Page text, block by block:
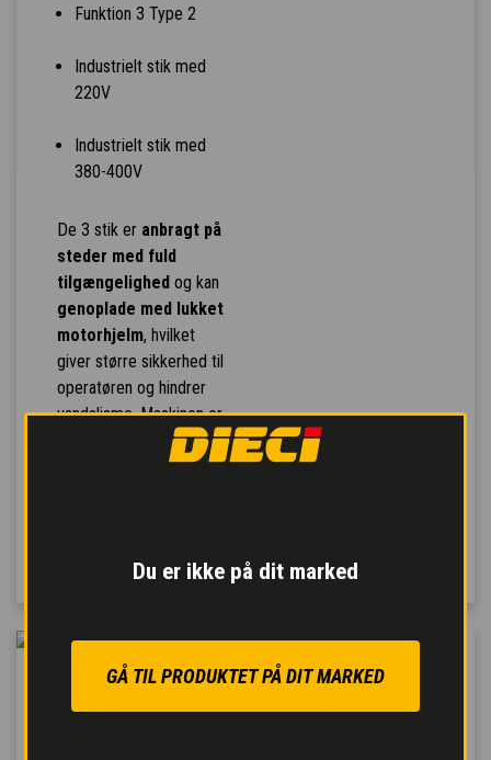
Du er ikke på dit marked
GÅ TIL PRODUKTET PÅ DIT MARKED
Funktion 3 Type 2
Industrielt stik med
220V
Industrielt stik med
380-400V
De 3 stik er anbragt på
steder med fuld
tilgængelighedog kan
genoplade med lukket
motorhjelm, hvilket
giver større sikkerhed til
operatøren og hindrer
vandalisme. Maskinen er
desuden forberedt til at
blive sluttet til forskellige
INTUITIV NAVIGATION